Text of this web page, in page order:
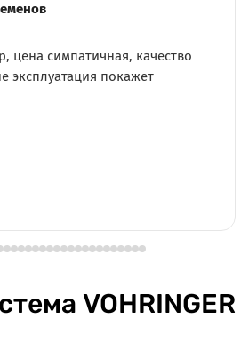
печь под вашу парную.
VOHRINGER